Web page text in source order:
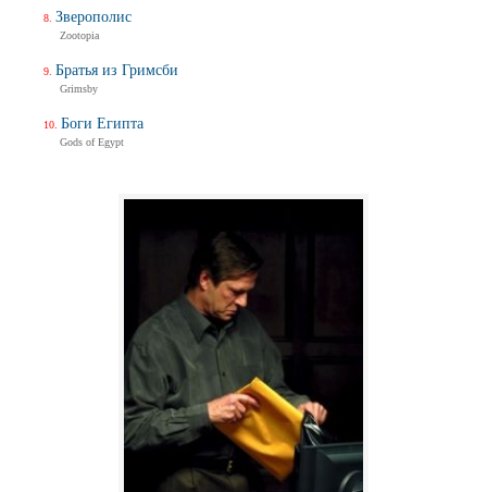
Зверополис
Zootopia
Братья из Гримсби
Grimsby
Боги Египта
Gods of Egypt